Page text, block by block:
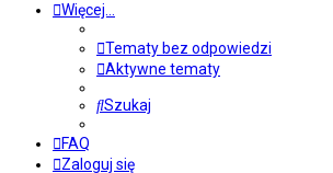
Więcej…
Tematy bez odpowiedzi
Aktywne tematy
Szukaj
FAQ
Zaloguj się